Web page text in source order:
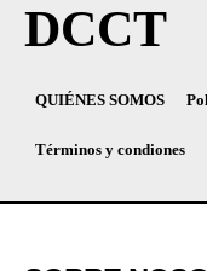
DCCT
QUIÉNES SOMOS
Términos y condiones